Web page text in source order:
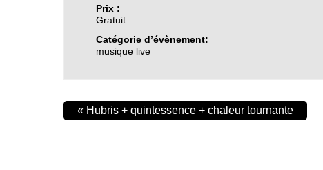
Prix :
Gratuit
Catégorie d’évènement:
musique live
« Hubris + quintessence + chaleur tournante